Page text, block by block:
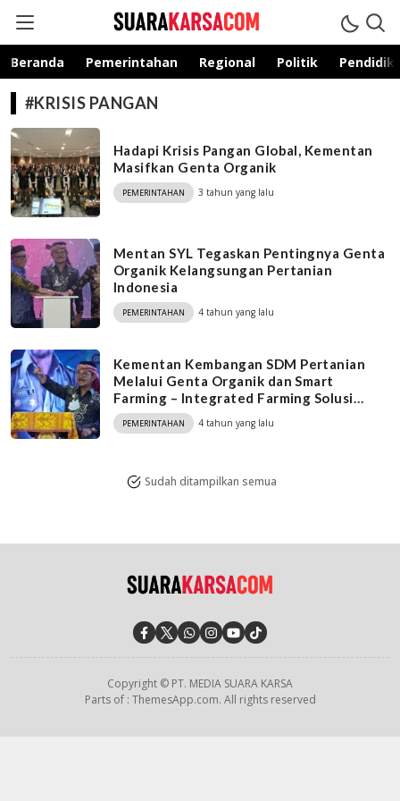
suarakarsa.com
Informasi terpercaya
Beranda Pemerintahan Regional Politik
#KRISIS PANGAN
Hadapi Krisis Pangan Global, Kementan
Masifkan Genta Organik
PEMERINTAHAN 3 tahun yang lalu
Mentan SYL Tegaskan Pentingnya Genta
Organik Kelangsungan Pertanian
Indonesia
PEMERINTAHAN 4 tahun yang lalu
Kementan Kembangan SDM Pertanian
Melalui Genta Organik dan Smart
Farming – Integrated Farming Solusi
Hadapi Krisis Pangan
PEMERINTAHAN 4 tahun yang lalu
Sudah ditampilkan semua
Copyright © PT. MEDIA SUARA KARSA
Parts of : ThemesApp.com. All rights reserved